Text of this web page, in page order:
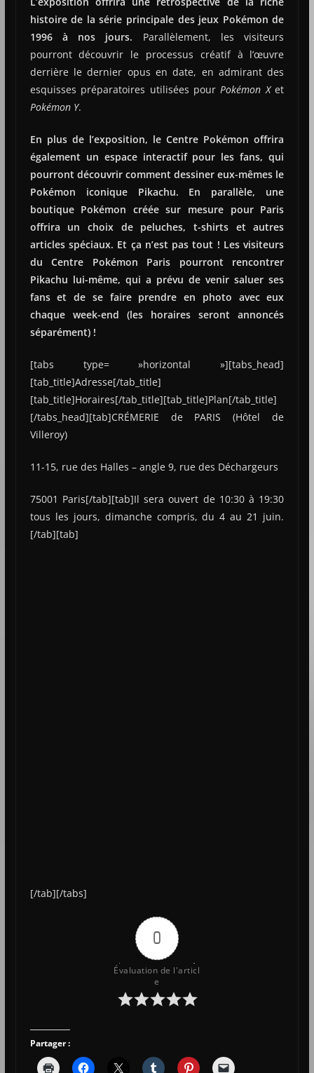
histoire de la série principale des jeux Pokémon de
1996 à nos jours. Parallèlement, les visiteurs
pourront découvrir le processus créatif à l’œuvre
derrière le dernier opus en date, en admirant des
esquisses préparatoires utilisées pour Pokémon Xet
Pokémon Y.
En plus de l’exposition, le Centre Pokémon offrira
également un espace interactif pour les fans, qui
pourront découvrir comment dessiner eux-mêmes le
Pokémon iconique Pikachu. En parallèle, une
boutique Pokémon créée sur mesure pour Paris
offrira un choix de peluches, t-shirts et autres
articles spéciaux. Et ça n’est pas tout ! Les visiteurs
du Centre Pokémon Paris pourront rencontrer
Pikachu lui-même, qui a prévu de venir saluer ses
fans et de se faire prendre en photo avec eux
chaque week-end (les horaires seront annoncés
séparément) !
[tabs type= »horizontal »][tabs_head]
[tab_title]Adresse[/tab_title]
[tab_title]Horaires[/tab_title][tab_title]Plan[/tab_title]
[/tabs_head][tab]CRÉMERIE de PARIS (Hôtel de
Villeroy)
11-15, rue des Halles – angle 9, rue des Déchargeurs
75001 Paris[/tab][tab]Il sera ouvert de 10:30 à 19:30
tous les jours, dimanche compris, du 4 au 21 juin.
[/tab][tab]
[/tab][/tabs]
0
Évaluation de l'articl
e
Partager :